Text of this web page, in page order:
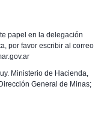
papel en la delegación
por favor escribir al correo
Ministerio de Hacienda,
General de Minas;